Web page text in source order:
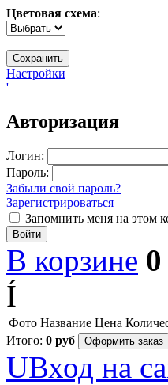
Цветовая схема:
Настройки
'
Авторизация
Логин:
Пароль:
Забыли свой пароль?
Зарегистрироваться
Запомнить меня на этом
Войти
В корзине 0
Í
Фото Название Цена
Итого: 0 руб Оформить заказ
UВход на